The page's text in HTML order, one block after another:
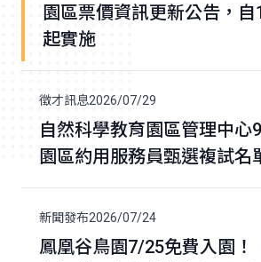
園區票價資訊更新公告，自
起實施
2026/07/29
徵才訊息
自然科學教育園區管理中心
園區約用服務員甄選複試名
2026/07/24
新聞發布
鳳凰谷鳥園7/25免費入園！